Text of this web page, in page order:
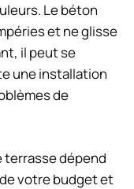
Le béton
et ne glisse
il peut se
une installation
de
terrasse dépend
votre budget et